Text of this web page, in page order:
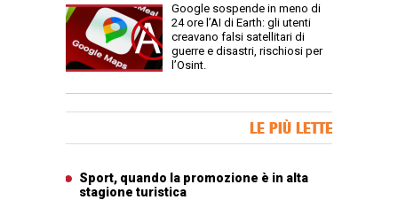
Google sospende in meno di
24 ore l’AI di Earth: gli utenti
creavano falsi satellitari di
guerre e disastri, rischiosi per
l’Osint.
LE PIÙ LETTE
Sport, quando la promozione è in alta
stagione turistica